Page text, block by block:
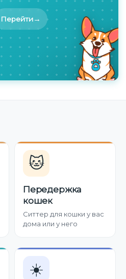
Перейти→
🐱
Передержка
кошек
Ситтер для кошки у вас
дома или у него
☀️